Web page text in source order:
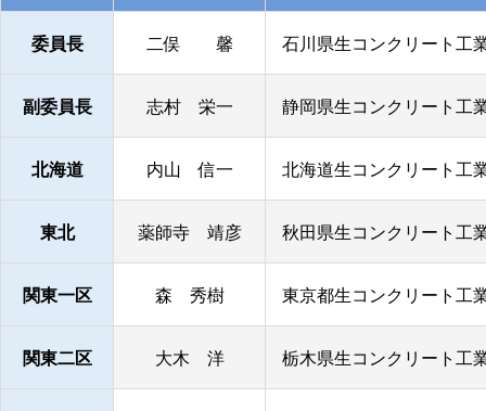
委員長 二俣 馨 石川県生コンクリート工
副委員長 志村 栄一 静岡県生コンクリート工
北海道 内山 信一 北海道生コンクリート工
東北 薬師寺 靖彦 秋田県生コンクリート工
関東一区 森 秀樹 東京都生コンクリート工
関東二区 大木 洋 栃木県生コンクリート工